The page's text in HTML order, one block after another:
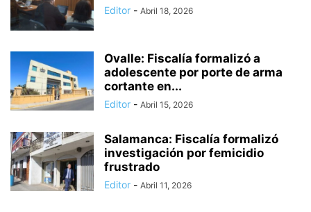
Editor - Abril 18, 2026
Ovalle: Fiscalía formalizó a
adolescente por porte de arma
cortante en...
Editor - Abril 15, 2026
Salamanca: Fiscalía formalizó
investigación por femicidio
frustrado
Editor - Abril 11, 2026